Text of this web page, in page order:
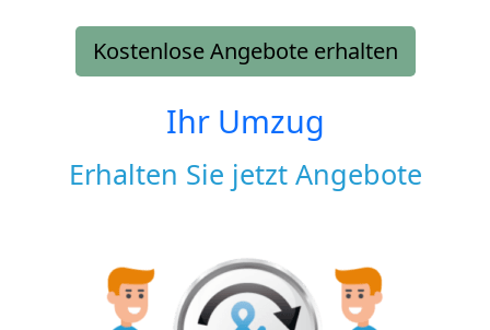
Kostenlose Angebote erhalten
Ihr Umzug
Erhalten Sie jetzt Angebote